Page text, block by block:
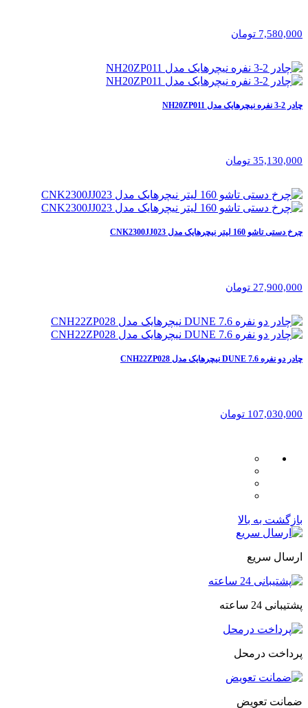
7,580,000 تومان
چادر 2-3 نفره نیچرهایک مدل NH20ZP011
35,130,000 تومان
چرخ دستی تاشو 160 لیتر نیچرهایک مدل CNK2300JJ023
27,900,000 تومان
چادر دو نفره 7.6 DUNE نیچرهایک مدل CNH22ZP028
107,030,000 تومان
بازگشت به بالا
ارسال سریع
پشتیبانی 24 ساعته
پرداخت درمحل
ضمانت تعویض